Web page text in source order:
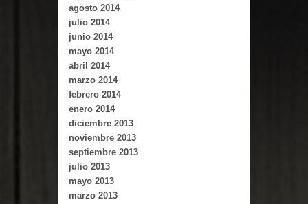
agosto 2014
julio 2014
junio 2014
mayo 2014
abril 2014
marzo 2014
febrero 2014
enero 2014
diciembre 2013
noviembre 2013
septiembre 2013
julio 2013
mayo 2013
marzo 2013